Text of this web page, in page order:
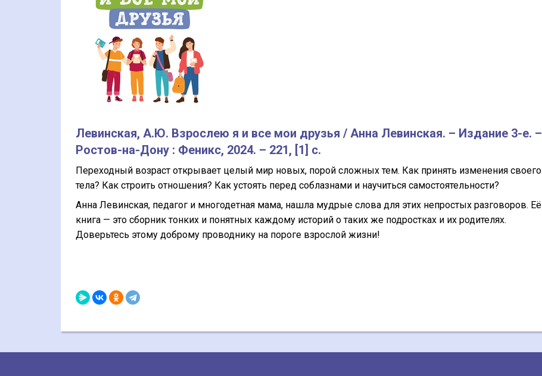
Левинская, А.Ю. Взрослею я и все мои друзья / Анна Левинская. – Издание 3-е. –
Ростов-на-Дону : Феникс, 2024. – 221, [1] с.
Переходный возраст открывает целый мир новых, порой сложных тем. Как принять изменения своего
тела? Как строить отношения? Как устоять перед соблазнами и научиться самостоятельности?
Анна Левинская, педагог и многодетная мама, нашла мудрые слова для этих непростых разговоров. Её
книга — это сборник тонких и понятных каждому историй о таких же подростках и их родителях.
Доверьтесь этому доброму проводнику на пороге взрослой жизни!